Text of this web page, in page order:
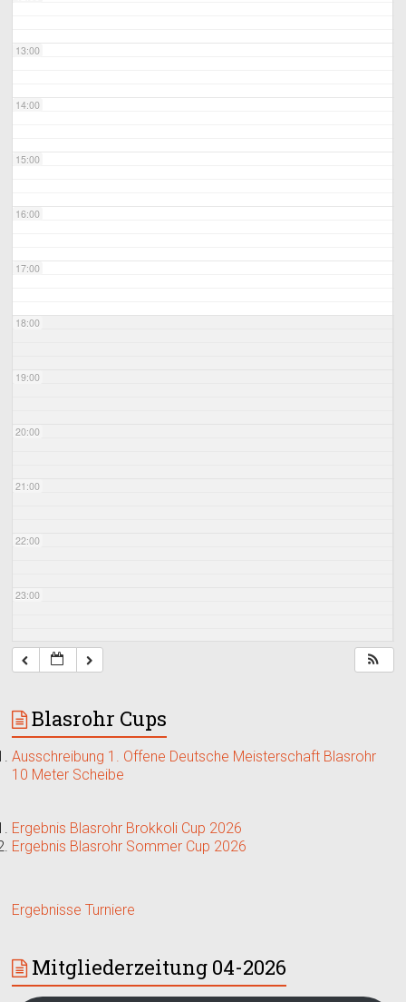
13:00
14:00
15:00
16:00
17:00
18:00
19:00
20:00
21:00
22:00
23:00
Blasrohr Cups
Ausschreibung 1. Offene Deutsche Meisterschaft Blasrohr
10 Meter Scheibe
Ergebnis Blasrohr Brokkoli Cup 2026
Ergebnis Blasrohr Sommer Cup 2026
Ergebnisse Turniere
Mitgliederzeitung 04-2026